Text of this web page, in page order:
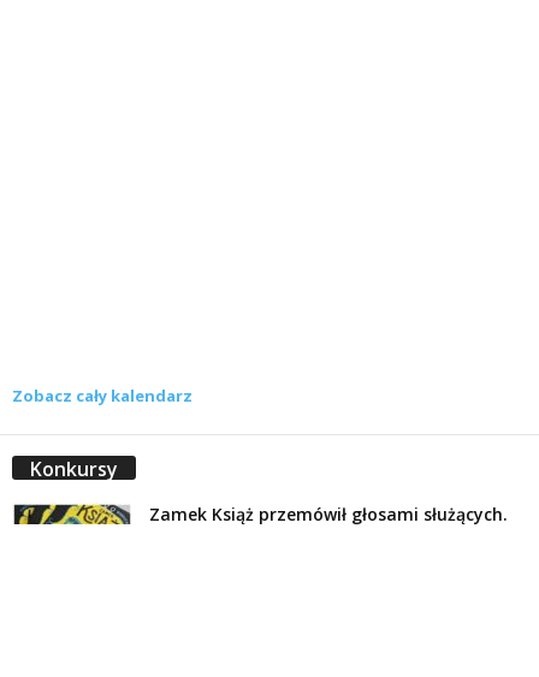
Zobacz cały kalendarz
Konkursy
Zamek Książ przemówił głosami służących.